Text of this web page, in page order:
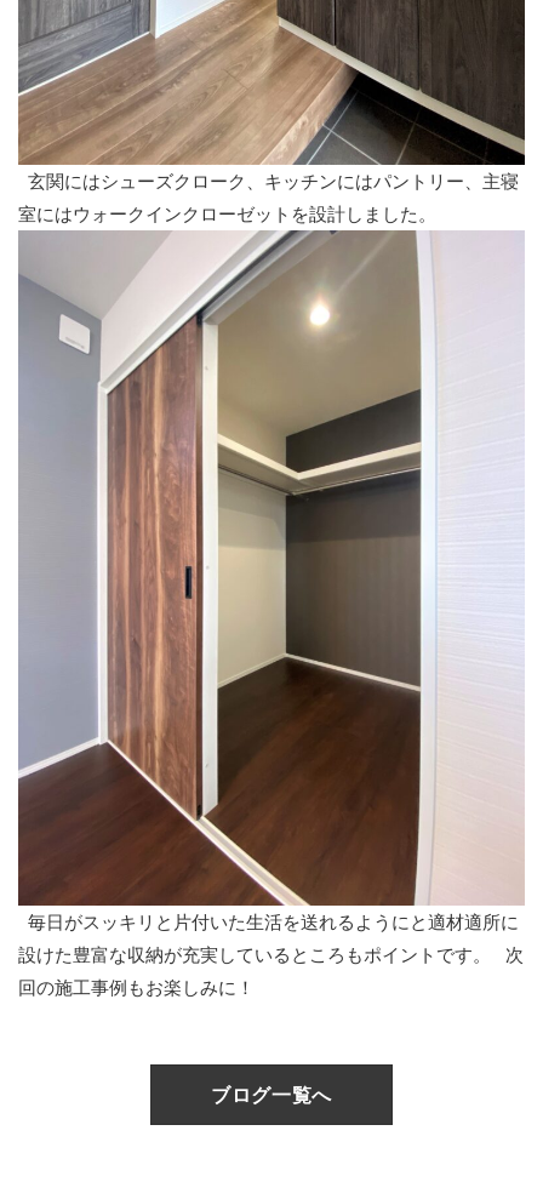
玄関にはシューズクローク、キッチンにはパントリー、主寝
室にはウォークインクローゼットを設計しました。
毎日がスッキリと片付いた生活を送れるようにと適材適所に
設けた豊富な収納が充実しているところもポイントです。 次
回の施工事例もお楽しみに！
ブログ一覧へ